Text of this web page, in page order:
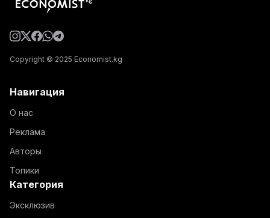
Copyright © 2025 Economist.kg
Навигация
О нас
Реклама
Авторы
Топики
Категория
Эксклюзив